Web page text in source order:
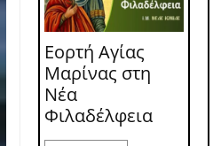
Εορτή Αγίας
Μαρίνας στη
Νέα
Φιλαδέλφεια